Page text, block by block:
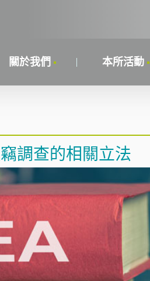
關於我們 本所活動
調查的相關立法